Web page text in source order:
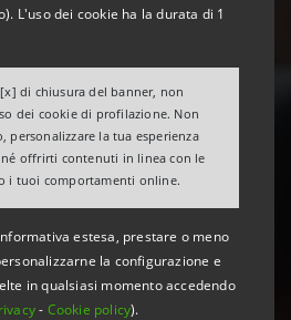
L'uso dei cookie ha la durata di 1
di chiusura del banner, non
dei cookie di profilazione. Non
personalizzare la tua esperienza
offrirti contenuti in linea con le
i tuoi comportamenti online.
estesa, prestare o meno
la configurazione e
in qualsiasi momento accedendo
- Cookie policy).
per i